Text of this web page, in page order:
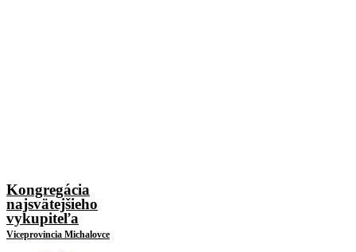
Kongregácia
najsvätejšieho
vykupiteľa
Viceprovincia Michalovce